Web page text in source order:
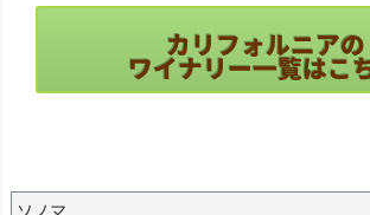
ネ・カーネロス 1991」
がワイン・スペクテイタ
ー Top100ワインに選出
されて以降、同誌で計5
度のランクインを達成。
高評価を誇ります。
リーです。
オー・ボン・クリマのコ
ンセプトは、コンテス
や評論家に受けるので
カリフォルニアの
ワイナリー一覧はこ
ソノマ